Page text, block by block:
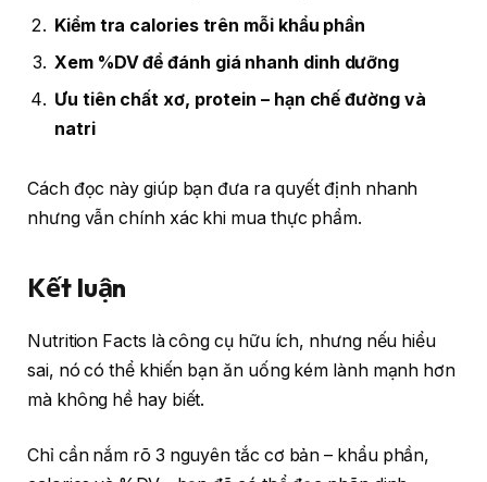
Kiểm tra calories trên mỗi khẩu phần
Xem %DV để đánh giá nhanh dinh dưỡng
Ưu tiên chất xơ, protein – hạn chế đường và
natri
Cách đọc này giúp bạn đưa ra quyết định nhanh
nhưng vẫn chính xác khi mua thực phẩm.
Kết luận
Nutrition Facts là công cụ hữu ích, nhưng nếu hiểu
sai, nó có thể khiến bạn ăn uống kém lành mạnh hơn
mà không hề hay biết.
Chỉ cần nắm rõ 3 nguyên tắc cơ bản – khẩu phần,